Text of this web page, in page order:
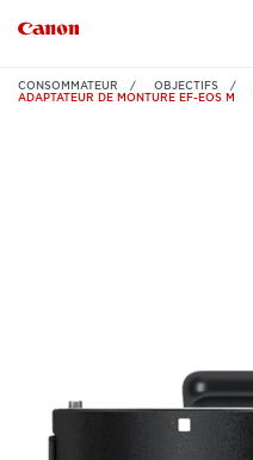
CONSOMMATEUR OBJECTIFS
ADAPTATEUR DE MONTURE EF-EOS M